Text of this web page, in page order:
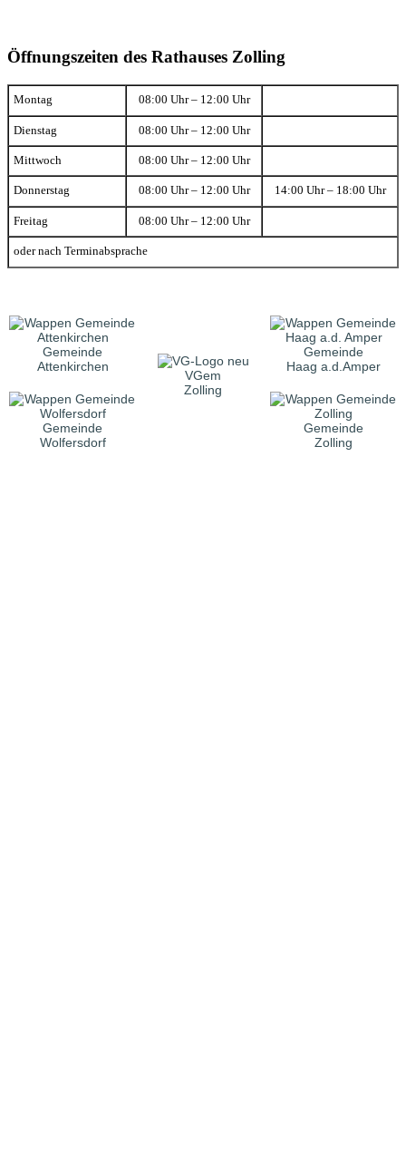
Öffnungszeiten des Rathauses Zolling
Montag 08:00 Uhr – 12:00 Uhr
Dienstag 08:00 Uhr – 12:00 Uhr
Mittwoch 08:00 Uhr – 12:00 Uhr
Donnerstag 08:00 Uhr – 12:00 Uhr 14:00 Uhr – 18:00 Uhr
Freitag 08:00 Uhr – 12:00 Uhr
oder nach Terminabsprache
Gemeinde
Attenkirchen
VGem
Zolling
Gemeinde
Haag a.d.Amper
Gemeinde
Wolfersdorf
Gemeinde
Zolling